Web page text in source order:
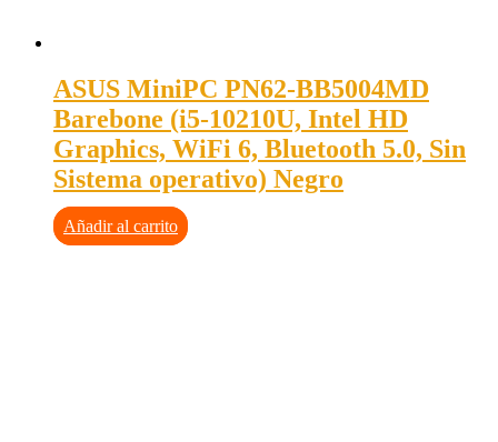
ASUS MiniPC PN62-BB5004MD
Barebone (i5-10210U, Intel HD
Graphics, WiFi 6, Bluetooth 5.0, Sin
Sistema operativo) Negro
Añadir al carrito